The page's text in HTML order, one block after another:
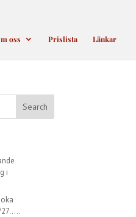
oss Prislista Länkar
i
27…..